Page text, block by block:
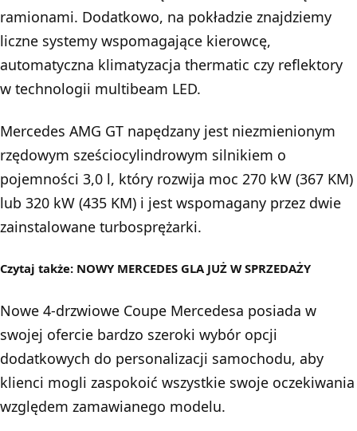
ramionami. Dodatkowo, na pokładzie znajdziemy
liczne systemy wspomagające kierowcę,
automatyczna klimatyzacja thermatic czy reflektory
w technologii multibeam LED.
Mercedes AMG GT napędzany jest niezmienionym
rzędowym sześciocylindrowym silnikiem o
pojemności 3,0 l, który rozwija moc 270 kW (367 KM)
lub 320 kW (435 KM) i jest wspomagany przez dwie
zainstalowane turbosprężarki.
Czytaj także: NOWY MERCEDES GLA JUŻ W SPRZEDAŻY
Nowe 4-drzwiowe Coupe Mercedesa posiada w
swojej ofercie bardzo szeroki wybór opcji
dodatkowych do personalizacji samochodu, aby
klienci mogli zaspokoić wszystkie swoje oczekiwania
względem zamawianego modelu.